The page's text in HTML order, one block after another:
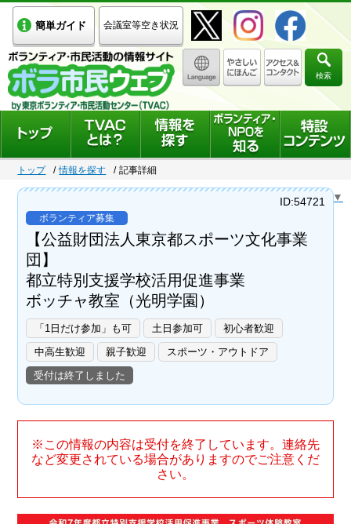
簡単ガイド 会議室等空き状況
検索
トップ 情報を探す 記事詳細
Select Language ▼
ボランティア募集
【公益財団法人東京都スポーツ文化事業
団】
都立特別支援学校活用促進事業
ボッチャ教室（光明学園）
「1日だけ参加」も可 土日参加可
初心者歓迎
中高生歓迎
親子歓迎
スポーツ・アウトドア
受付は終了しました
ID:54721
※この情報の内容は受付を終了しています。連絡先
など変更されている場合がありますのでご注意くだ
さい。